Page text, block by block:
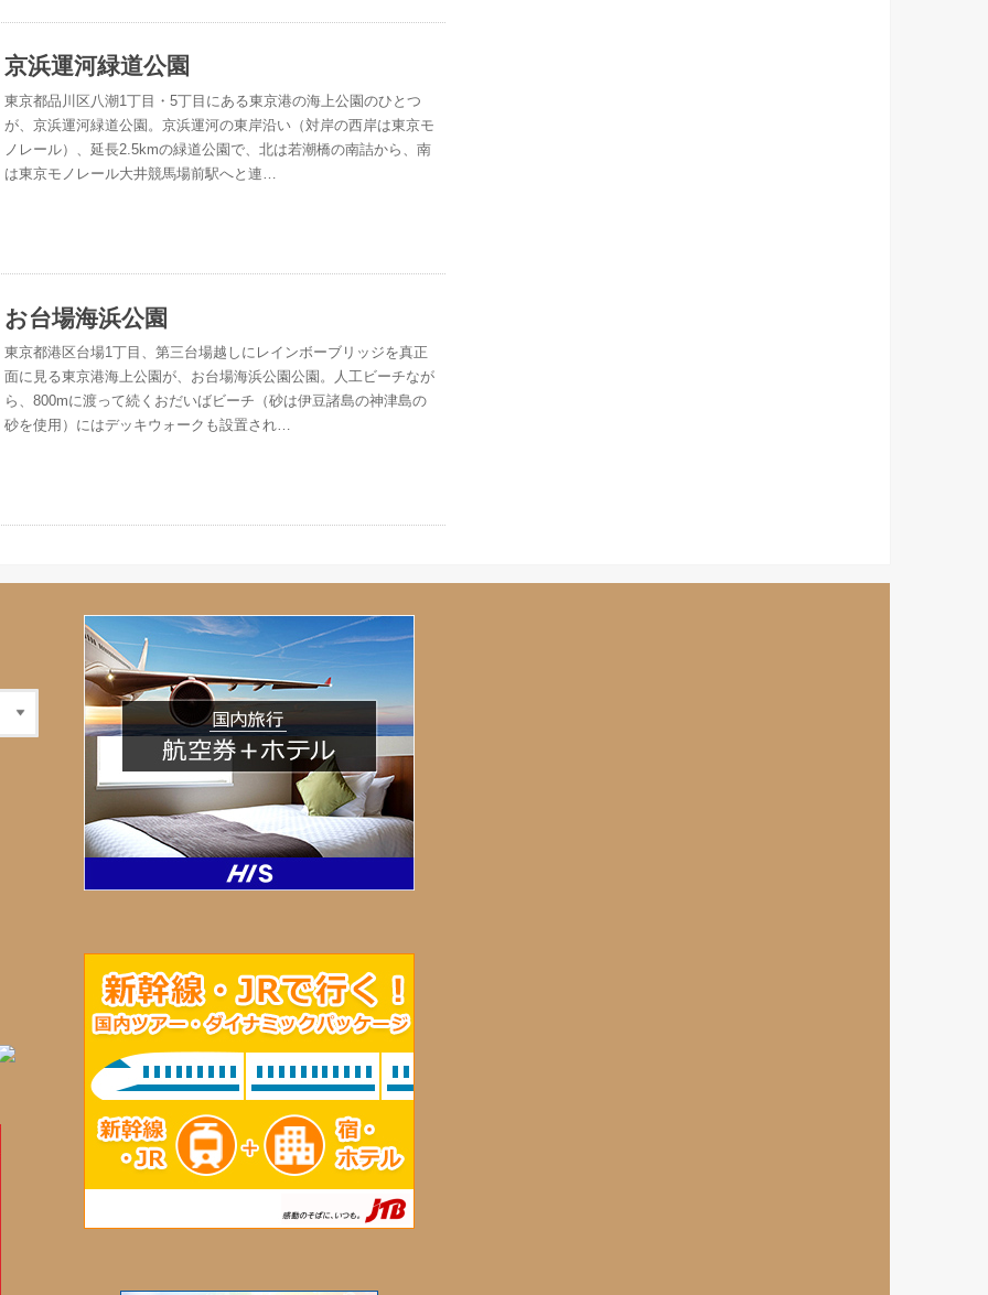
京浜運河緑道公園
東京都品川区八潮1丁目・5丁目にある東京港の海上公園のひとつ
が、京浜運河緑道公園。京浜運河の東岸沿い（対岸の西岸は東京モ
ノレール）、延長2.5kmの緑道公園で、北は若潮橋の南詰から、南
は東京モノレール大井競馬場前駅へと連…
お台場海浜公園
東京都港区台場1丁目、第三台場越しにレインボーブリッジを真正
面に見る東京港海上公園が、お台場海浜公園公園。人工ビーチなが
ら、800mに渡って続くおだいばビーチ（砂は伊豆諸島の神津島の
砂を使用）にはデッキウォークも設置され…